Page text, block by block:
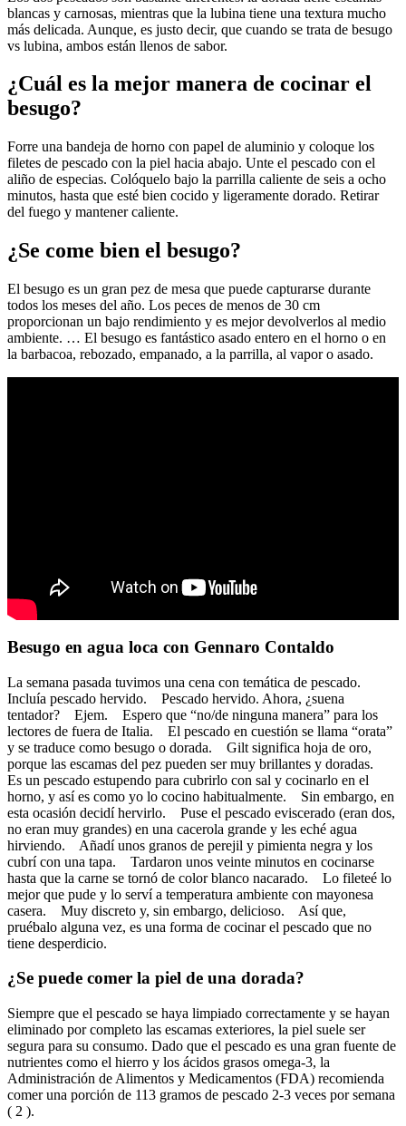
blancas y carnosas, mientras que la lubina tiene una textura mucho
más delicada. Aunque, es justo decir, que cuando se trata de besugo
vs lubina, ambos están llenos de sabor.
¿Cuál es la mejor manera de cocinar el
besugo?
Forre una bandeja de horno con papel de aluminio y coloque los
filetes de pescado con la piel hacia abajo. Unte el pescado con el
aliño de especias. Colóquelo bajo la parrilla caliente de seis a ocho
minutos, hasta que esté bien cocido y ligeramente dorado. Retirar
del fuego y mantener caliente.
¿Se come bien el besugo?
El besugo es un gran pez de mesa que puede capturarse durante
todos los meses del año. Los peces de menos de 30 cm
proporcionan un bajo rendimiento y es mejor devolverlos al medio
ambiente. … El besugo es fantástico asado entero en el horno o en
la barbacoa, rebozado, empanado, a la parrilla, al vapor o asado.
Besugo en agua loca con Gennaro Contaldo
La semana pasada tuvimos una cena con temática de pescado.
Incluía pescado hervido. Pescado hervido. Ahora, ¿suena
tentador? Ejem. Espero que “no/de ninguna manera” para los
lectores de fuera de Italia. El pescado en cuestión se llama “orata”
y se traduce como besugo o dorada. Gilt significa hoja de oro,
porque las escamas del pez pueden ser muy brillantes y doradas.
Es un pescado estupendo para cubrirlo con sal y cocinarlo en el
horno, y así es como yo lo cocino habitualmente. Sin embargo, en
esta ocasión decidí hervirlo. Puse el pescado eviscerado (eran dos,
no eran muy grandes) en una cacerola grande y les eché agua
hirviendo. Añadí unos granos de perejil y pimienta negra y los
cubrí con una tapa. Tardaron unos veinte minutos en cocinarse
hasta que la carne se tornó de color blanco nacarado. Lo fileteé lo
mejor que pude y lo serví a temperatura ambiente con mayonesa
casera. Muy discreto y, sin embargo, delicioso. Así que,
pruébalo alguna vez, es una forma de cocinar el pescado que no
tiene desperdicio.
¿Se puede comer la piel de una dorada?
Siempre que el pescado se haya limpiado correctamente y se hayan
eliminado por completo las escamas exteriores, la piel suele ser
segura para su consumo. Dado que el pescado es una gran fuente de
nutrientes como el hierro y los ácidos grasos omega-3, la
Administración de Alimentos y Medicamentos (FDA) recomienda
comer una porción de 113 gramos de pescado 2-3 veces por semana
( 2 ).